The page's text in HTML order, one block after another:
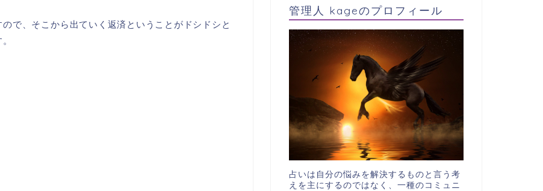
で、そこから出ていく返済ということがドシドシと
管理人 kageのプロフィール
占いは自分の悩みを解決するものと言う考
えを主にするのではなく、一種のコミュニ